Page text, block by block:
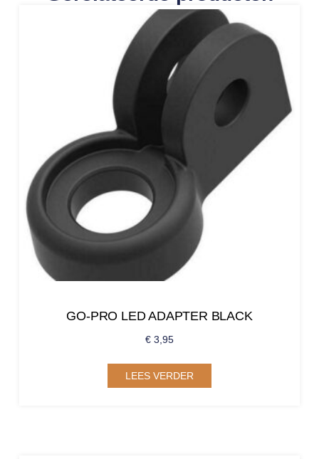
GO-PRO LED ADAPTER BLACK
€ 3,95
LEES VERDER